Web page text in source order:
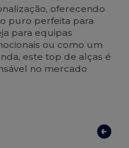
oferecendo
puro perfeita para
para equipas
ou como um
este top de alças é
no mercado